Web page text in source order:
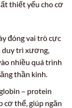
thiết yếu cho cơ
đóng vai trò cực
duy trì xương,
nhiều quá trình
thần kinh.
– protein
cơ thể, giúp ngăn